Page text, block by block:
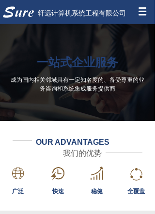
轩远计算机系统工程有限公司
一站式企业服务
成为国内相关邻域具有一定知名度的、备受尊重的业
务咨询和系统集成服务提供商
OUR ADVANTAGES
我们的优势
稳健
快速
广泛 全覆盖